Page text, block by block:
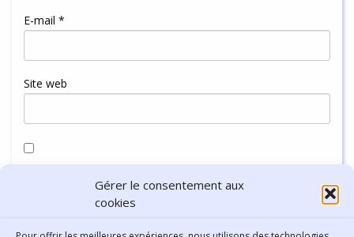
Gérer le consentement aux
cookies
E-mail *
Site web
navigateur pour mon prochain commentaire.